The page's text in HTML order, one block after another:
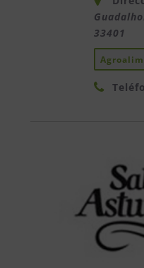
33401